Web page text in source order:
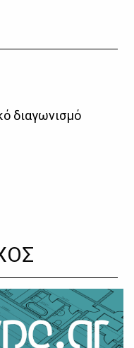
διαγωνισμό